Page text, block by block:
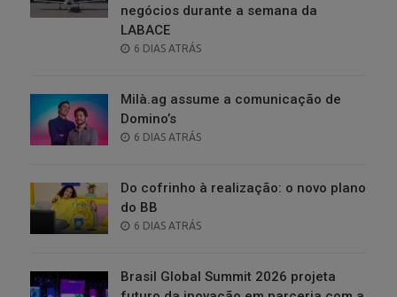
negócios durante a semana da
LABACE
POSTED
6 DIAS ATRÁS
Milà.ag assume a comunicação de
Domino’s
POSTED
6 DIAS ATRÁS
Do cofrinho à realização: o novo plano
do BB
POSTED
6 DIAS ATRÁS
Brasil Global Summit 2026 projeta